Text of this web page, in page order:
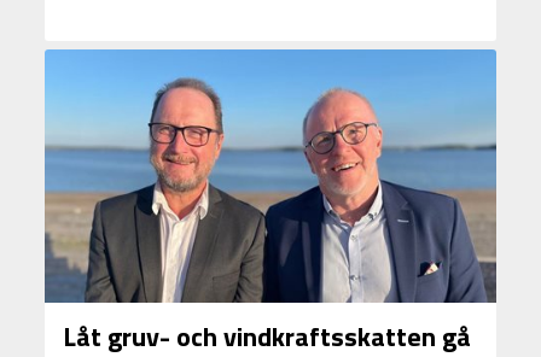
Låt gruv- och vindkraftsskatten gå